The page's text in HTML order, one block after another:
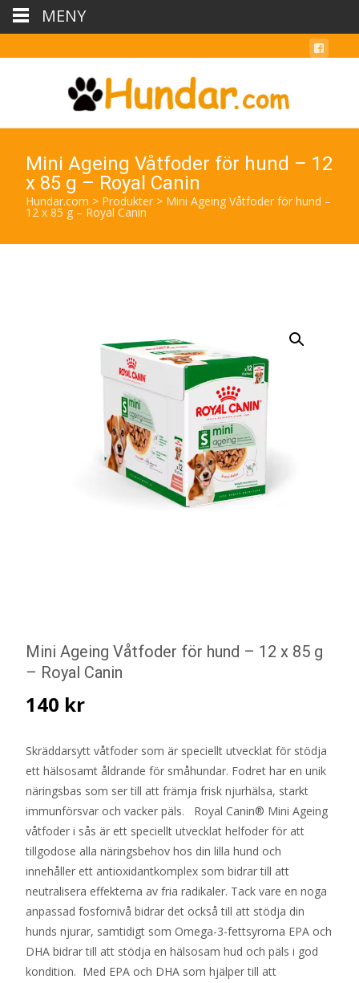
Mini Ageing Våtfoder för hund – 12
x 85 g – Royal Canin
Hundar.com > Produkter > Mini Ageing Våtfoder för hund –
12 x 85 g – Royal Canin
Mini Ageing Våtfoder för hund – 12 x 85 g
– Royal Canin
140 kr
Skräddarsytt våtfoder som är speciellt utvecklat för stödja
ett hälsosamt åldrande för småhundar. Fodret har en unik
näringsbas som ser till att främja frisk njurhälsa, starkt
immunförsvar och vacker päls. Royal Canin® Mini Ageing
våtfoder i sås är ett speciellt utvecklat helfoder för att
tillgodose alla näringsbehov hos din lilla hund och
innehåller ett antioxidantkomplex som bidrar till att
neutralisera effekterna av fria radikaler. Tack vare en noga
anpassad fosfornivå bidrar det också till att stödja din
hunds njurar, samtidigt som Omega-3-fettsyrorna EPA och
DHA bidrar till att stödja en hälsosam hud och päls i god
kondition. Med EPA och DHA som hjälper till att
MENY